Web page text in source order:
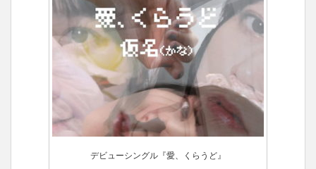
デビューシングル『愛、くらうど』